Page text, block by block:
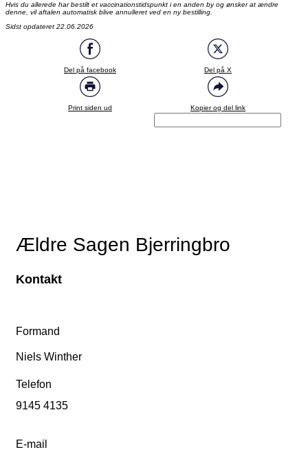
Hvis du allerede har bestilt et vaccinationstidspunkt i en anden by og ønsker at ændre
denne, vil aftalen automatisk blive annulleret ved en ny bestilling.
Sidst opdateret 22.06.2026
Del på facebook Del på X
Print siden ud Kopier og del link
Ældre Sagen Bjerringbro
Kontakt
Formand
Niels Winther
Telefon
9145 4135
E-mail